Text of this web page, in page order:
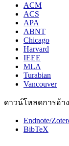
ACM
ACS
APA
ABNT
Chicago
Harvard
IEEE
MLA
Turabian
Vancouver
ดาวน์โหลดการอ้า
Endnote/
BibTeX